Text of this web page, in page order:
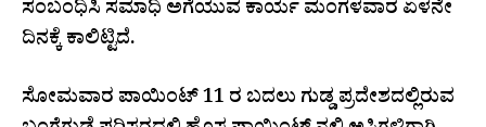
ಸಂಬಂಧಿಸಿ ಸಮಾಧಿ ಅಗೆಯುವ ಕಾರ್ಯ ಮಂಗಳವಾರ ಏಳನೇ
ದಿನಕ್ಕೆ ಕಾಲಿಟ್ಟಿದೆ.
ಸೋಮವಾರ ಪಾಯಿಂಟ್ 11 ರ ಬದಲು ಗುಡ್ಡ ಪ್ರದೇಶದಲ್ಲಿರುವ